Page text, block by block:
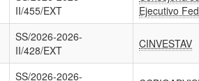
II/455/EXT
Ejecutivo
SS/2026-2026-
II/428/EXT
CINVESTAV
SS/2026-2026-